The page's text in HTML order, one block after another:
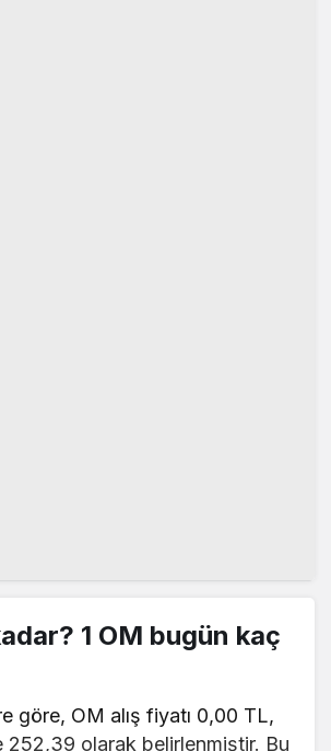
1 OM bugün kaç
göre, OM alış fiyatı 0,00 TL,
252,39 olarak belirlenmiştir. Bu